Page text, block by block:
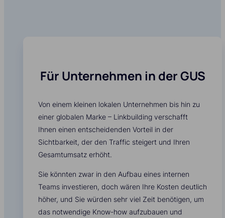
Für Unternehmen in der GUS
Von einem kleinen lokalen Unternehmen bis hin zu
einer globalen Marke – Linkbuilding verschafft
Ihnen einen entscheidenden Vorteil in der
Sichtbarkeit, der den Traffic steigert und Ihren
Gesamtumsatz erhöht.
Sie könnten zwar in den Aufbau eines internen
Teams investieren, doch wären Ihre Kosten deutlich
höher, und Sie würden sehr viel Zeit benötigen, um
das notwendige Know-how aufzubauen und